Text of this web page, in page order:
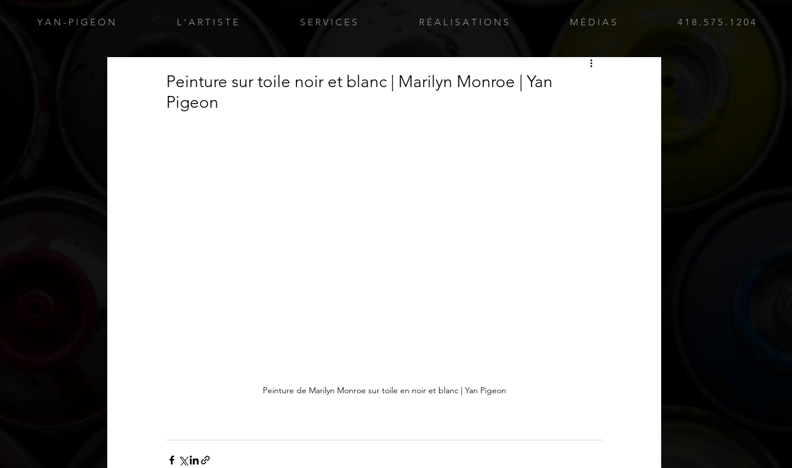
Y A N - P I G E O N L ' A R T I S T E S E R V I C E S R É A L I S A T I O N S M É D I A S 4 1 8 . 5 7 5 . 1 2 0 4
Peinture sur toile noir et blanc | Marilyn Monroe | Yan
Pigeon
Peinture de Marilyn Monroe sur toile en noir et blanc | Yan Pigeon